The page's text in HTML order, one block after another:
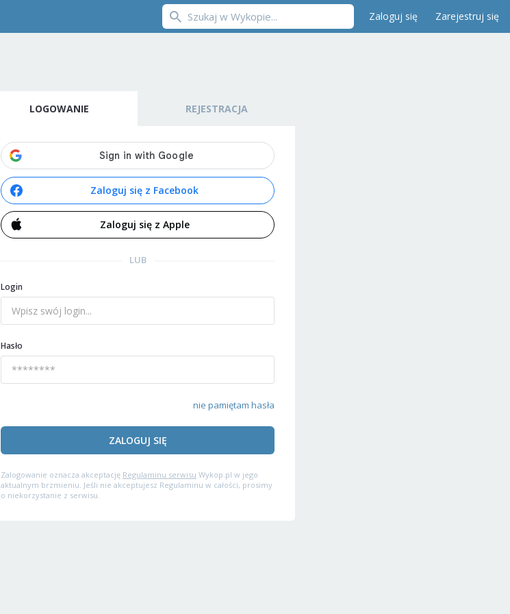
Zaloguj się Zarejestruj się
LOGOWANIE REJESTRACJA
Zaloguj się z Facebook
Zaloguj się z Apple
LUB
Login
Hasło
nie pamiętam hasła
ZALOGUJ SIĘ
Zalogowanie oznacza akceptację Regulaminu serwisu Wykop.pl w jego
aktualnym brzmieniu. Jeśli nie akceptujesz Regulaminu w całości, prosimy
o niekorzystanie z serwisu.